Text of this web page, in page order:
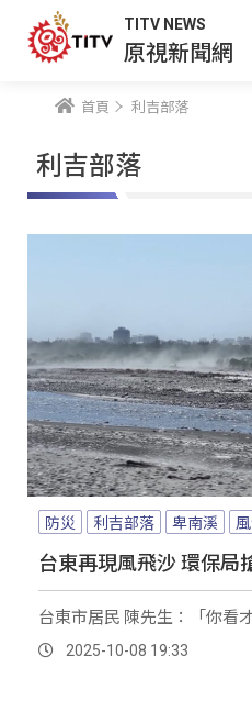
TITV NEWS
原視新聞網
首頁 利吉部落
利吉部落
防災 利吉部落 卑南溪
台東再現風飛沙 環保局
台東市居民 陳先生：「你看
2025-10-08 19:33